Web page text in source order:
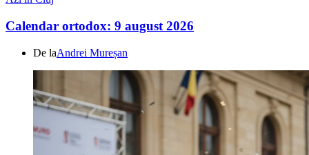
Calendar ortodox: 9 august 2026
De laAndrei Mureșan